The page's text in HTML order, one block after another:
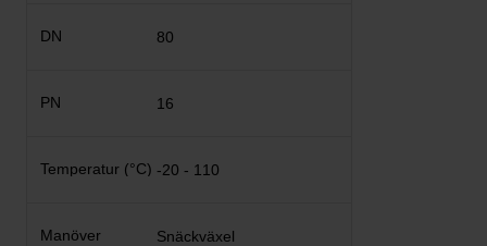
80
16
-20 - 110
Snäckväxel